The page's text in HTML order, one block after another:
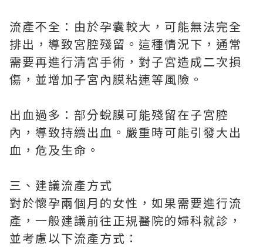
流產不全：由於孕囊較大，可能無法完全
排出，導致宮腔殘留。這種情況下，通常
需要再進行清宮手術，對子宮造成二次損
傷，並增加子宮內膜粘連等風險。
出血過多：部分蛻膜可能殘留在子宮腔
內，導致持續出血。嚴重時可能引發大出
血，危及生命。
三、建議流產方式
對於懷孕兩個月的女性，如果需要進行流
產，一般建議前往正規醫院的婦科就診，
並考慮以下流產方式：